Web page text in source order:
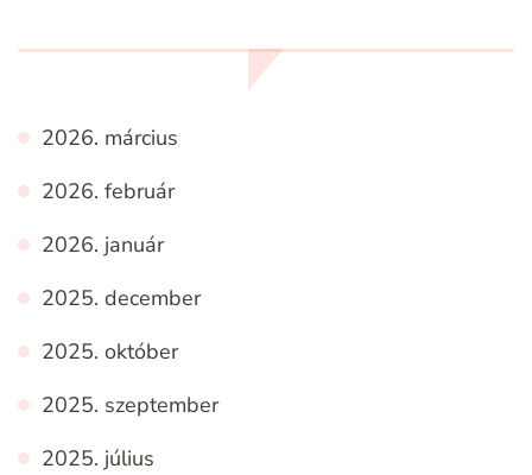
2026. március
2026. február
2026. január
2025. december
2025. október
2025. szeptember
2025. július